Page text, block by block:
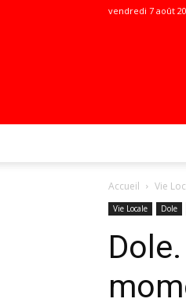
vendredi 7 août
Accueil Vie
Vie Locale Dole